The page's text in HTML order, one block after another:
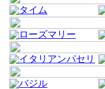
タイム
ローズマリー
イタリアンパセリ
バジル